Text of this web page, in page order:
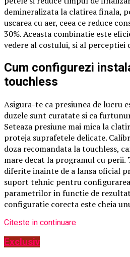
demineralizata la clatirea finala,
uscarea cu aer, ceea ce reduce
30%. Aceasta combinatie este
vedere al costului, si al perceptiei
Cum configurezi
touchless
Asigura-te ca presiunea de lucru
duzele sunt curatate si ca
Seteaza presiune mai mica la
proteja suprafetele delicate.
doza recomandata la touchless,
mare decat la programul cu perii.
diferite inainte de a lansa oficial
suport tehnic pentru
parametrilor in functie de
configuratie corecta este cheia
Citeste in continuare
Exclusiv